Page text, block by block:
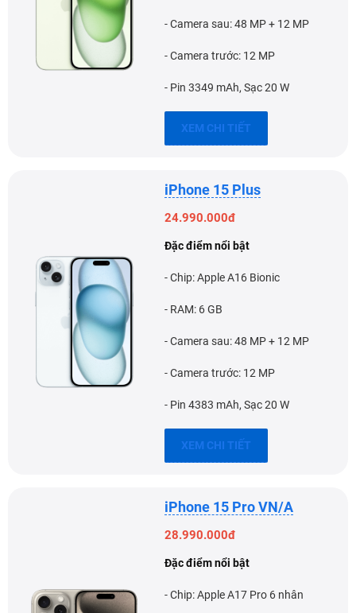
- Camera sau: 48 MP + 12 MP
- Camera trước: 12 MP
- Pin 3349 mAh, Sạc 20 W
XEM CHI TIẾT
iPhone 15 Plus
24.990.000đ
Đặc điểm nổi bật
- Chip: Apple A16 Bionic
- RAM: 6 GB
- Camera sau: 48 MP + 12 MP
- Camera trước: 12 MP
- Pin 4383 mAh, Sạc 20 W
XEM CHI TIẾT
iPhone 15 Pro VN/A
28.990.000đ
Đặc điểm nổi bật
- Chip: Apple A17 Pro 6 nhân